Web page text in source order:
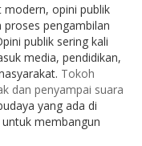
modern, opini publik
pengambilan
publik sering kali
media, pendidikan,
Tokoh
dan penyampai suara
yang ada di
membangun